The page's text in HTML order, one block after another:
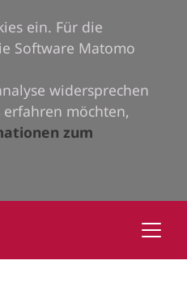
ein. Für die
Software Matomo
widersprechen
möchten,
zum